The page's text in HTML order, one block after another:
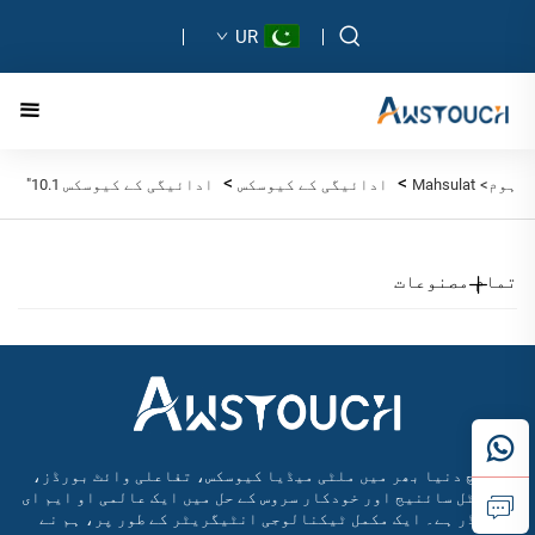
UR
ہوم> Mahsulat
> ادائیگی کے کیوسکس > ادائیگی کے کیوسکس 10.1"
تمام مصنوعات
آسٹچ دنیا بھر میں ملٹی میڈیا کیوسکس، تفاعلی وائٹ بورڈز،
ڈیجیٹل سائنیج اور خودکار سروس کے حل میں ایک عالمی او ایم ای
لیڈر ہے۔ ایک مکمل ٹیکنالوجی انٹیگریٹر کے طور پر، ہم نے